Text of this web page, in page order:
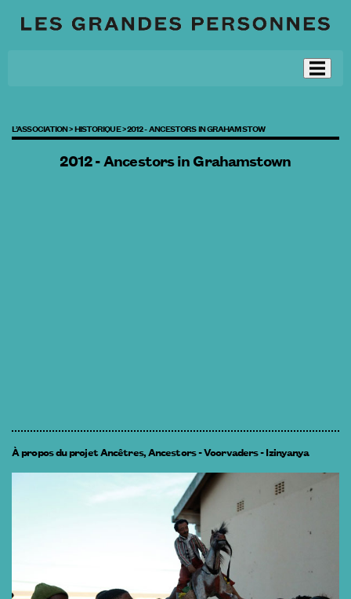
L’ASSOCIATION >HISTORIQUE >2012 - ANCESTORS IN GRAHAMSTOW
2012 - Ancestors in Grahamstown
À propos du projet Ancêtres, Ancestors - Voorvaders - Izinyanya